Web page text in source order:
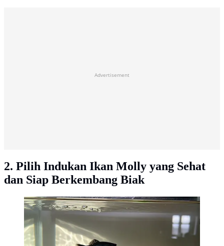
Advertisement
2. Pilih Indukan Ikan Molly yang Sehat
dan Siap Berkembang Biak